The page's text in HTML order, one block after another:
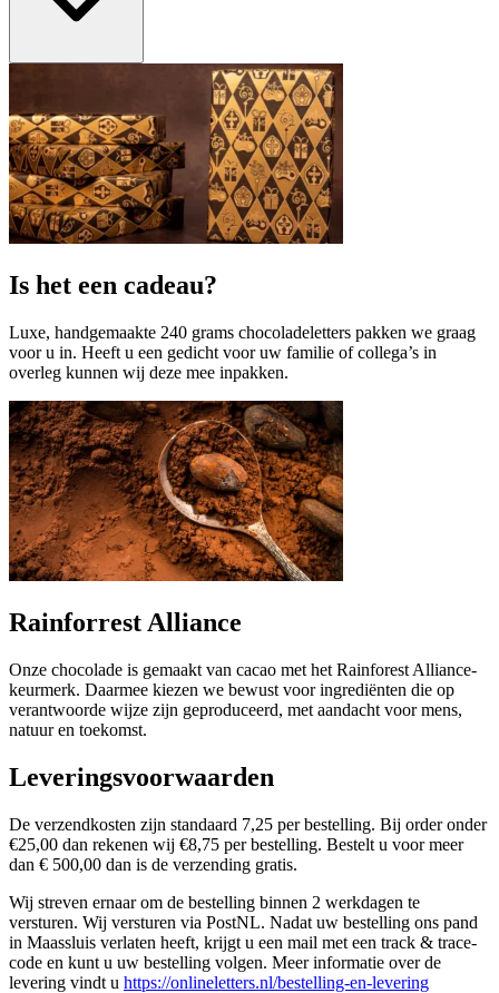
Is het een cadeau?
Luxe, handgemaakte 240 grams chocoladeletters pakken we graag
voor u in. Heeft u een gedicht voor uw familie of collega’s in
overleg kunnen wij deze mee inpakken.
Rainforrest Alliance
Onze chocolade is gemaakt van cacao met het Rainforest Alliance-
keurmerk. Daarmee kiezen we bewust voor ingrediënten die op
verantwoorde wijze zijn geproduceerd, met aandacht voor mens,
natuur en toekomst.
Leveringsvoorwaarden
De verzendkosten zijn standaard 7,25 per bestelling. Bij order onder
€25,00 dan rekenen wij €8,75 per bestelling. Bestelt u voor meer
dan € 500,00 dan is de verzending gratis.
Wij streven ernaar om de bestelling binnen 2 werkdagen te
versturen. Wij versturen via PostNL. Nadat uw bestelling ons pand
in Maassluis verlaten heeft, krijgt u een mail met een track & trace-
code en kunt u uw bestelling volgen. Meer informatie over de
levering vindt u https://onlineletters.nl/bestelling-en-levering